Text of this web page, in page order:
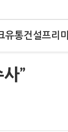
유통건설프리
”